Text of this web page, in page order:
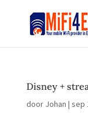
Disney +
door Johan | sep